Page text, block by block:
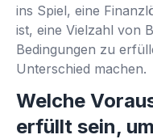
ins Spiel, eine
ist, eine Vielzahl von
Bedingungen zu
Unterschied machen.
Welche
erfüllt sein,